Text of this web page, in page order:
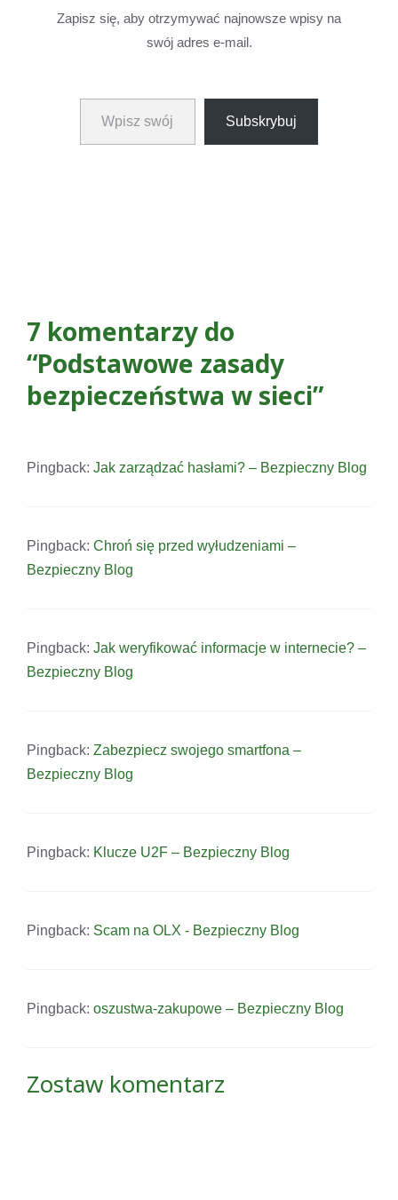
Zapisz się, aby otrzymywać najnowsze wpisy na
swój adres e-mail.
Wpisz swój adres e-mail…
Subskrybuj
7 komentarzy do
“Podstawowe zasady
bezpieczeństwa w sieci”
Pingback: Jak zarządzać hasłami? – Bezpieczny Blog
Pingback: Chroń się przed wyłudzeniami –
Bezpieczny Blog
Pingback: Jak weryfikować informacje w internecie? –
Bezpieczny Blog
Pingback: Zabezpiecz swojego smartfona –
Bezpieczny Blog
Pingback: Klucze U2F – Bezpieczny Blog
Pingback: Scam na OLX - Bezpieczny Blog
Pingback: oszustwa-zakupowe – Bezpieczny Blog
Zostaw komentarz